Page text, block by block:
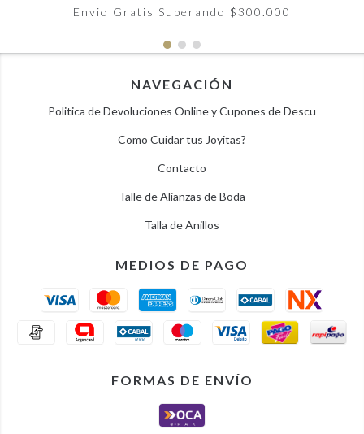
Envio Gratis Superando $300.000
NAVEGACIÓN
Politica de Devoluciones Online y Cupones de Descu
Como Cuidar tus Joyitas?
Contacto
Talle de Alianzas de Boda
Talla de Anillos
MEDIOS DE PAGO
FORMAS DE ENVÍO